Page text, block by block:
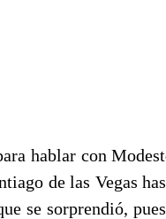
hablar con
de las Vegas
se sorprendió,